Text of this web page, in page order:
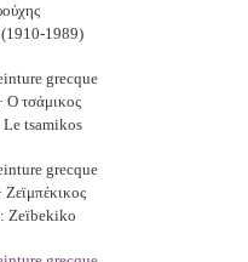
1989)
Ο τσάμικος
tsamikos
Ζεϊμπέκικος
Zeïbekiko